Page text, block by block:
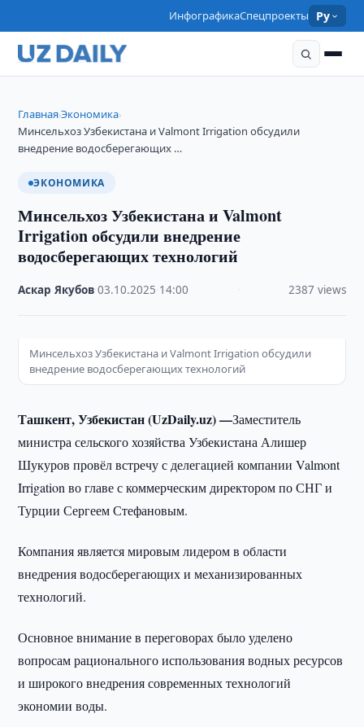
ИнфографикаСпецпроекты Ру
Главная›Экономика›
Минсельхоз Узбекистана и Valmont Irrigation обсудили
внедрение водосберегающих …
ЭКОНОМИКА
Минсельхоз Узбекистана и Valmont
Irrigation обсудили внедрение
водосберегающих технологий
Аскар Якубов ·03.10.2025 14:00 2387 views
Минсельхоз Узбекистана и Valmont Irrigation обсудили
внедрение водосберегающих технологий
Ташкент, Узбекистан (UzDaily.uz) —Заместитель
министра сельского хозяйства Узбекистана Алишер
Шукуров провёл встречу с делегацией компании Valmont
Irrigation во главе с коммерческим директором по СНГ и
Турции Сергеем Стефановым.
Компания является мировым лидером в области
внедрения водосберегающих и механизированных
технологий.
Основное внимание в переговорах было уделено
вопросам рационального использования водных ресурсов
и широкого внедрения современных технологий
экономии воды.